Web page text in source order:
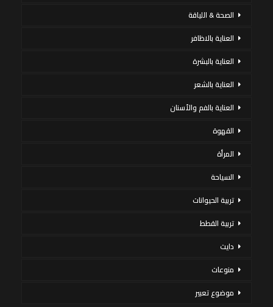
الصحة & اللياقة
العناية بالاظافر
العناية بالبشرة
العناية بالشعر
العناية بالفم والأسنان
القهوة
المرأة
السياحة
تربية الحيوانات
تربية القطط
دايت
منوعات
موضوع تعبير